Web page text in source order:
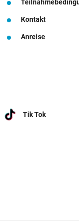
Kontakt
Anreise
Tik Tok